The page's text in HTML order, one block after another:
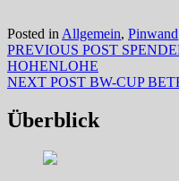
Posted in Allgemein, Pinwand
Beitragsnavigation
PREVIOUS POST Previous
HOHENLOHE
NEXT POST Next
BW-CUP
Überblick